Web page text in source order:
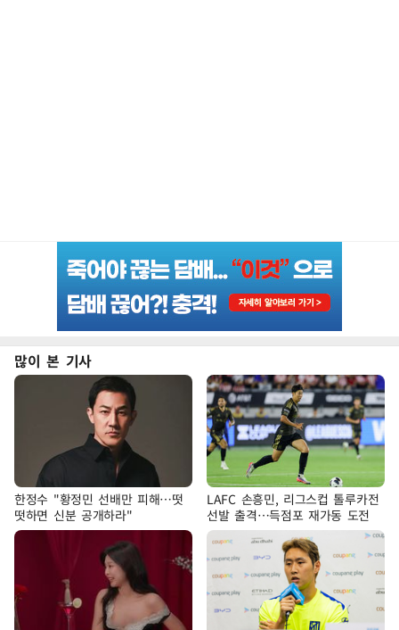
많이 본 기사
한정수 "황정민 선배만 피해…떳
떳하면 신분 공개하라"
LAFC 손흥민, 리그스컵 톨루카전
선발 출격…득점포 재가동 도전